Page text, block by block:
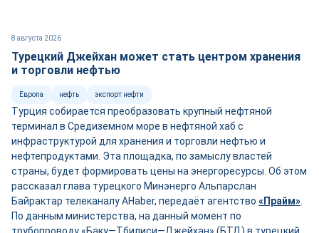
8 августа 2026
Турецкий Джейхан может стать центром хранения
и торговли нефтью
Европа нефть экспорт нефти
Турция собирается преобразовать крупный нефтяной
терминал в Средиземном море в нефтяной хаб с
инфраструктурой для хранения и торговли нефтью и
нефтепродуктами. Эта площадка, по замыслу властей
страны, будет формировать цены на энергоресурсы. Об этом
рассказал глава турецкого Минэнерго Альпарслан
Байрактар телеканалу AHaber, передаёт агентство «Прайм»
По данным министерства, на данный момент по